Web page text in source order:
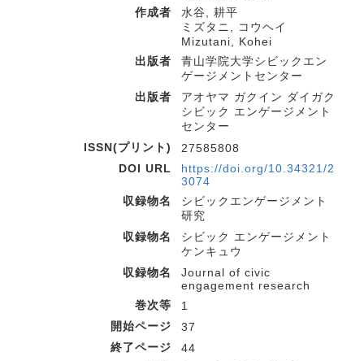
作成者
水谷, 耕平
ミズタニ, コウヘイ
Mizutani, Kohei
出版者
青山学院大学シビックエン
ゲージメントセンター
出版者
アオヤマ ガクイン ダイガク
シビック エンゲージメント
センター
ISSN(プリント)
27585808
DOI URL
https://doi.org/10.34321/2
3074
収録物名
シビックエンゲージメント
研究
収録物名
シビック エンゲージメント
ケンキュウ
収録物名
Journal of civic
engagement research
巻次等
1
開始ページ
37
終了ページ
44